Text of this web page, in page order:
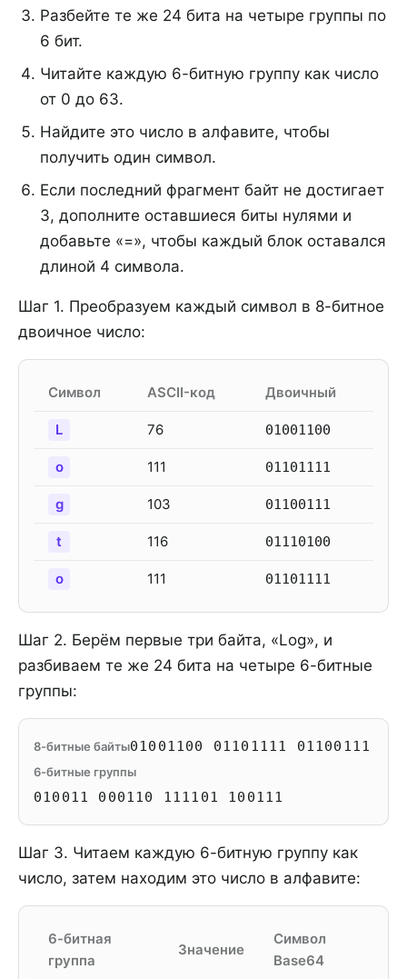
Разбейте те же 24 бита на четыре группы по
6 бит.
Читайте каждую 6-битную группу как число
от 0 до 63.
Найдите это число в алфавите, чтобы
получить один символ.
Если последний фрагмент байт не достигает
3, дополните оставшиеся биты нулями и
добавьте «=», чтобы каждый блок оставался
длиной 4 символа.
Шаг 1. Преобразуем каждый символ в 8-битное
двоичное число:
Символ ASCII-код Двоичный
L 76 01001100
o 111 01101111
g 103 01100111
t 116 01110100
o 111 01101111
Шаг 2. Берём первые три байта, «Log», и
разбиваем те же 24 бита на четыре 6-битные
группы:
8-битные байты01001100 01101111 01100111
6-битные группы
010011 000110 111101 100111
Шаг 3. Читаем каждую 6-битную группу как
число, затем находим это число в алфавите:
6-битная
группа
Значение
Символ
Base64